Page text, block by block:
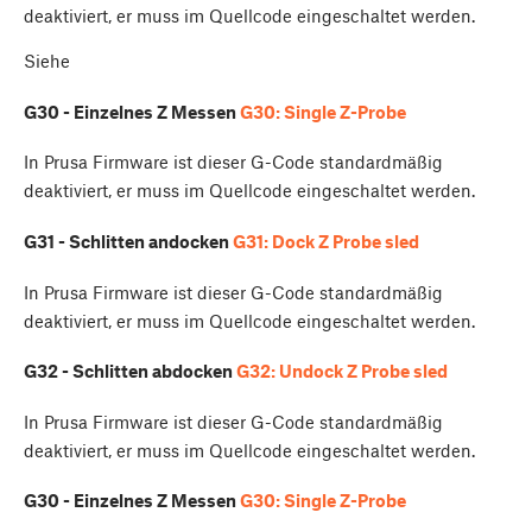
deaktiviert, er muss im Quellcode eingeschaltet werden.
Siehe
G30 - Einzelnes Z MessenG30: Single Z-Probe
In Prusa Firmware ist dieser G-Code standardmäßig
deaktiviert, er muss im Quellcode eingeschaltet werden.
G31 - Schlitten andockenG31: Dock Z Probe sled
In Prusa Firmware ist dieser G-Code standardmäßig
deaktiviert, er muss im Quellcode eingeschaltet werden.
G32 - Schlitten abdockenG32: Undock Z Probe sled
In Prusa Firmware ist dieser G-Code standardmäßig
deaktiviert, er muss im Quellcode eingeschaltet werden.
G30 - Einzelnes Z MessenG30: Single Z-Probe